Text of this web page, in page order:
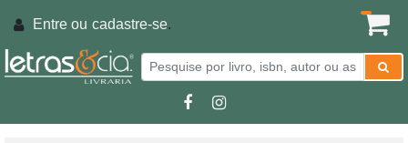
Entre ou cadastre-se.